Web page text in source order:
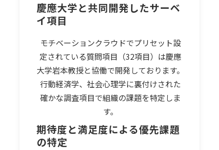
慶應大学と共同開発したサーベ
イ項目
モチベーションクラウドでプリセット設
定されている質問項目（32項目）は慶應
大学岩本教授と協働で開発しております。
行動経済学、社会心理学に裏付けされた
確かな調査項目で組織の課題を特定しま
す。
期待度と満足度による優先課題
の特定